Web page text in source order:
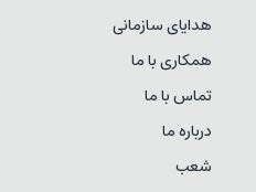
هدایای سازمانی
همکاری با ما
تماس با ما
درباره ما
شعب